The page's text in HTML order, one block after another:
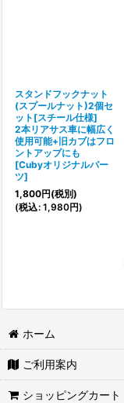
スタンドフックナット
(スプールナット)2個セ
ット[スチール仕様]
2本リアサス車に幅広く
使用可能+旧カブはフロ
ントアップにも
[Cubyオリジナルパー
ツ]
1,800円(税別)
(税込: 1,980円)
ホーム
ご利用案内
ショッピングカート